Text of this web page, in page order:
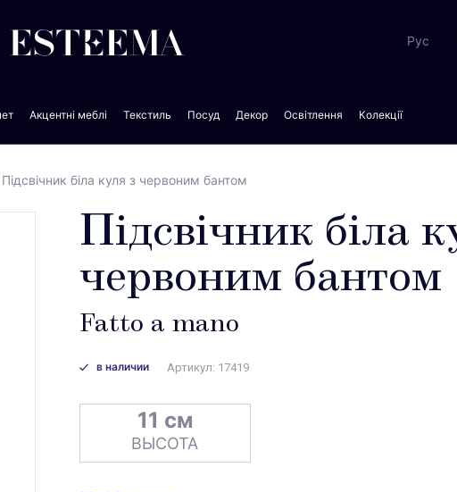
Рус
Акцентні меблі Текстиль Посуд Декор Освітлення Колекції
Підсвічник біла куля з червоним бантом
Підсвічник біла
червоним бантом
Fatto a mano
в наличии Артикул: 17419
11 см
ВЫСОТА